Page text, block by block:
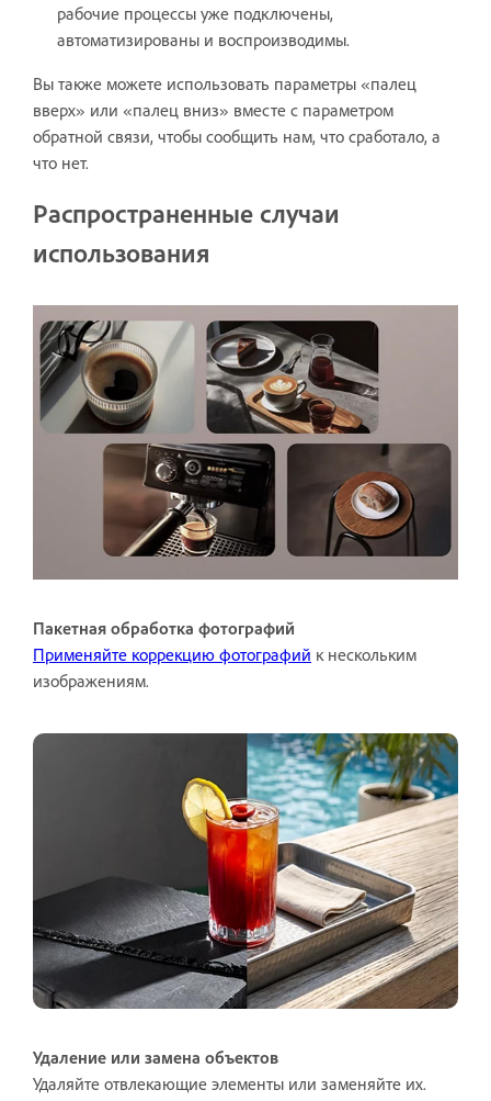
рабочие процессы уже подключены,
автоматизированы и воспроизводимы.
Вы также можете использовать параметры «палец
вверх» или «палец вниз» вместе с параметром
обратной связи, чтобы сообщить нам, что сработало, а
что нет.
Распространенные случаи
использования
Пакетная обработка фотографий
Применяйте коррекцию фотографий к нескольким
изображениям.
Удаление или замена объектов
Удаляйте отвлекающие элементы или заменяйте их.